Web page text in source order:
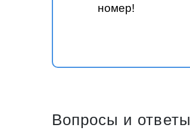
номер!
Вопросы и ответы